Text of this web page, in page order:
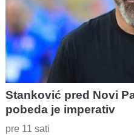
Stanković pred Novi
pobeda je imperativ
pre 11 sati